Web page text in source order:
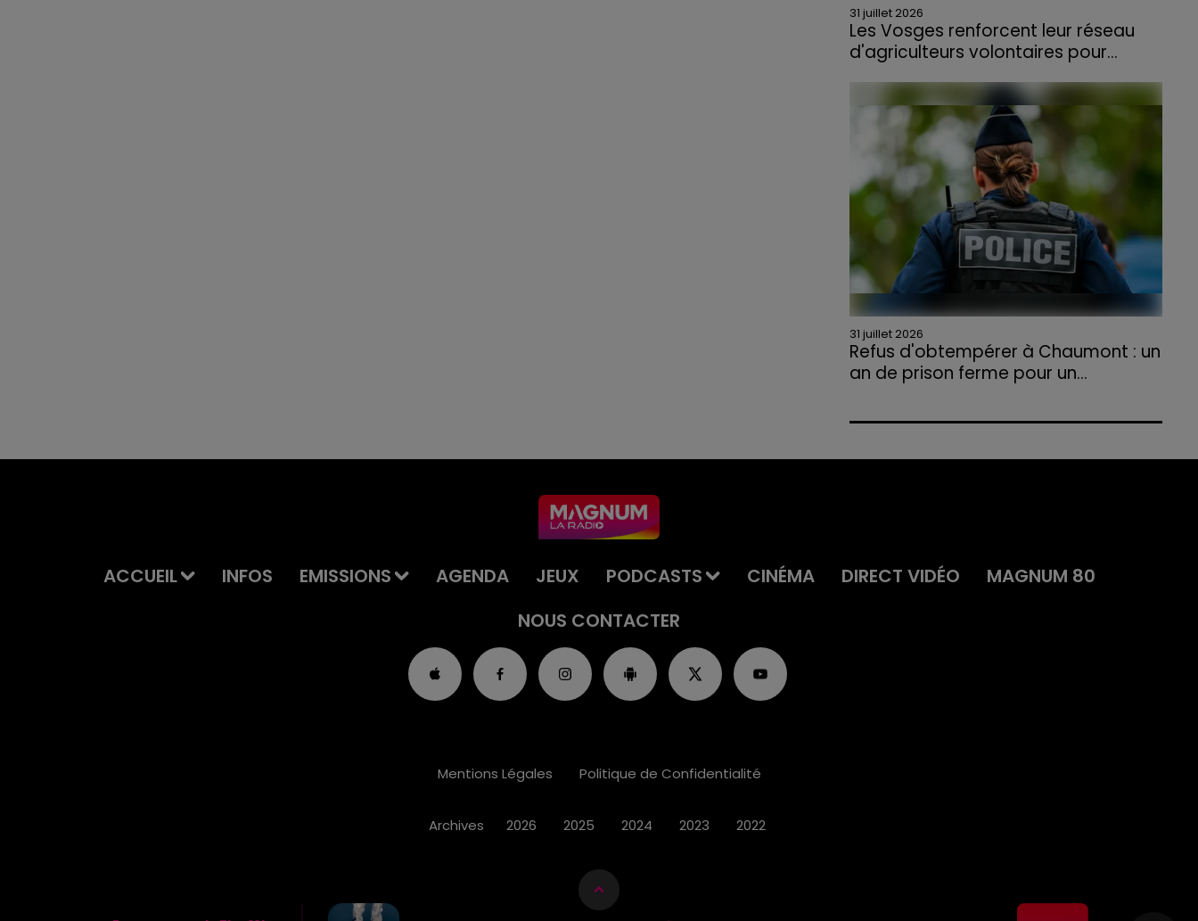
31 juillet 2026
Les Vosges renforcent leur réseau
d'agriculteurs volontaires pour...
départs de feu, la Chambre d'agriculture
des Vosges a lancé un appel aux
agriculteurs volontaires pour venir en aide...
31 juillet 2026
Refus d'obtempérer à Chaumont : un
an de prison ferme pour un...
l'annulation de son permis et la confiscation
ACCUEIL INFOS EMISSIONS AGENDA JEUX PODCASTS CINÉMA DIRECT VIDÉO
MAGNUM 80
NOUS CONTACTER
Mentions Légales Politique de Confidentialité
Archives 2026 2025 2024 2023 2022